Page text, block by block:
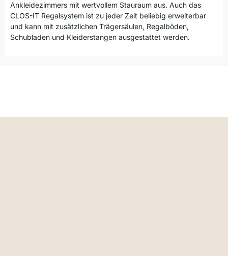
Ankleidezimmers mit wertvollem Stauraum aus. Auch das
CLOS-IT Regalsystem ist zu jeder Zeit beliebig erweiterbar
und kann mit zusätzlichen Trägersäulen, Regalböden,
Schubladen und Kleiderstangen ausgestattet werden.